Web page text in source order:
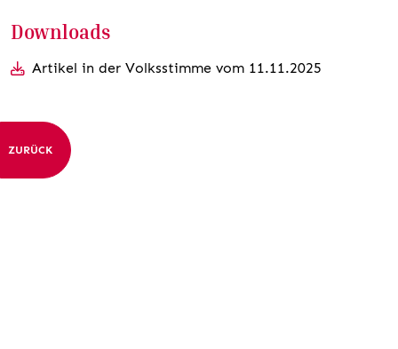
Downloads
Artikel in der Volksstimme vom 11.11.2025
ZURÜCK